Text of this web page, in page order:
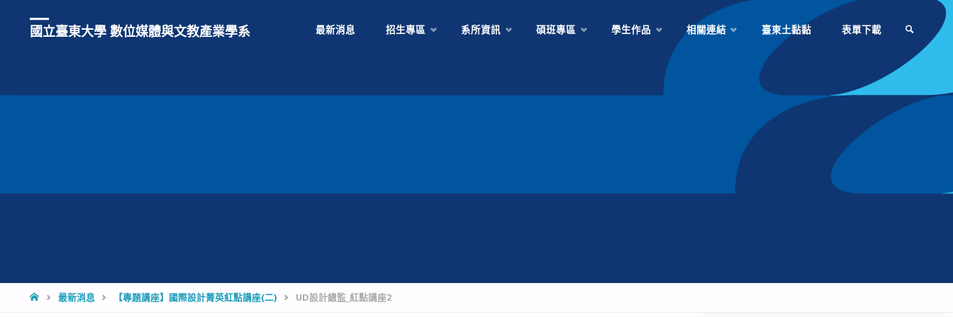
國立臺東大學 數位媒體與文教產業學系 最新消息 招生專區 系所資訊 碩班專區 學生作品 相關連結 臺東土黏黏 表單下載
HOME最新消息 【專題講座】國際設計菁英紅點講座(二) UD設計總監_紅點講座2